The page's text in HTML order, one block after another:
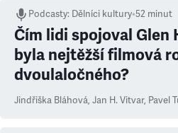
Podcasty: Dělníci kultury•52 minut
Čím lidi spojoval Glen
byla nejtěžší filmová
dvoulaločného?
Jindřiška Bláhová, Jan H. Vitvar, Pavel